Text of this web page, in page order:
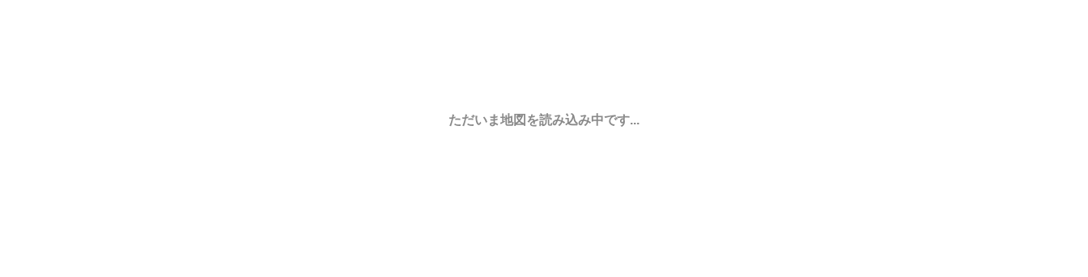
ただいま地図を読み込み中です...